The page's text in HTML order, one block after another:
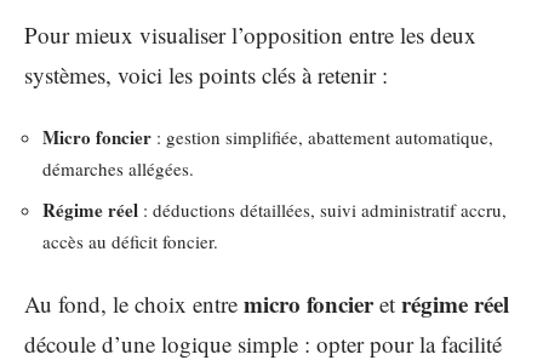
Pour mieux visualiser l’opposition entre les deux
systèmes, voici les points clés à retenir :
Micro foncier : gestion simplifiée, abattement automatique,
démarches allégées.
Régime réel : déductions détaillées, suivi administratif accru,
accès au déficit foncier.
Au fond, le choix entre micro foncieret régime réel
découle d’une logique simple : opter pour la facilité